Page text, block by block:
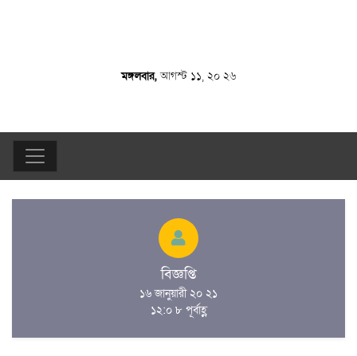
মঙ্গলবার,আগস্ট ১১, ২০ ২৬
বিজ্ঞপ্তি
১৬ জানুয়ারী ২০ ২১
১২:০ ৮ পূর্বাহ্ণ